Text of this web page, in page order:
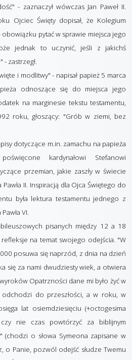
- zaznaczył wówczas Jan Paweł II.
Ojciec Święty dopisał, że Kolegium
pytać w sprawie miejsca jego
jednak to uczynić, jeśli z jakichś
zastrzegł.
ęte i modlitwy" - napisał papież 5 marca
odnoszące się do miejsca jego
na marginesie tekstu testamentu,
roku, głoszący: "Grób w ziemi, bez
dotyczące m.in. zamachu na papieża
kardynałowi Stefanowi
przemian, jakie zaszły w świecie
II. Inspiracją dla Ojca Świętego do
była lektura testamentu jednego z
VI.
pisanych między 12 a 18
na temat swojego odejścia. "W
posuwa się naprzód, z dnia na dzień
się za nami dwudziesty wiek, a otwiera
Opatrzności dane mi było żyć w
do przeszłości, a w roku, w
lat osiemdziesięciu (+octogesima
czy nie czas powtórzyć za biblijnym
(chodzi o słowa Symeona zapisane w
o Panie, pozwól odejść słudze Twemu